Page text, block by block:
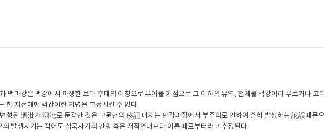
백마강은 백강에서 파생한 보다 후대의 이칭으로 부여를 기점으로 그 이하의 유역, 전체를 백강이라 부르거나 고
한 지점에만 백강이란 지명을 고정시킬 수 없다.
형된 泗沘가 泗沘로 둔갑한 것은 고문헌의 移記 내지는 판각과정에서 부주의로 인하여 흔히 발생하는 訛誤때문
발생시기는 적어도 삼국사기의 간행 혹은 저작연대보다 이른 때로부터라고 추정된다.